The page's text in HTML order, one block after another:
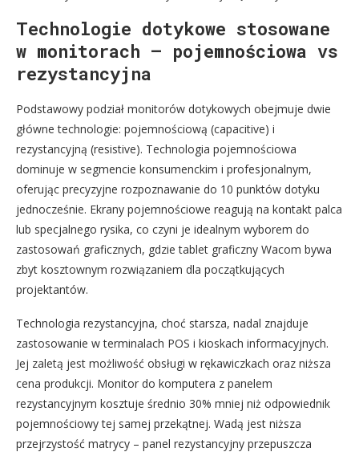
Technologie dotykowe stosowane
w monitorach – pojemnościowa vs
rezystancyjna
Podstawowy podział monitorów dotykowych obejmuje dwie
główne technologie: pojemnościową (capacitive) i
rezystancyjną (resistive). Technologia pojemnościowa
dominuje w segmencie konsumenckim i profesjonalnym,
oferując precyzyjne rozpoznawanie do 10 punktów dotyku
jednocześnie. Ekrany pojemnościowe reagują na kontakt palca
lub specjalnego rysika, co czyni je idealnym wyborem do
zastosowań graficznych, gdzie tablet graficzny Wacom bywa
zbyt kosztownym rozwiązaniem dla początkujących
projektantów.
Technologia rezystancyjna, choć starsza, nadal znajduje
zastosowanie w terminalach POS i kioskach informacyjnych.
Jej zaletą jest możliwość obsługi w rękawiczkach oraz niższa
cena produkcji. Monitor do komputera z panelem
rezystancyjnym kosztuje średnio 30% mniej niż odpowiednik
pojemnościowy tej samej przekątnej. Wadą jest niższa
przejrzystość matrycy – panel rezystancyjny przepuszcza